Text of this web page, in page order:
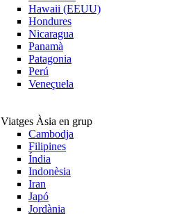
Hawaii (EEUU)
Hondures
Nicaragua
Panamà
Patagonia
Perú
Veneçuela
Viatges Àsia en grup
Cambodja
Filipines
Índia
Indonèsia
Iran
Japó
Jordània